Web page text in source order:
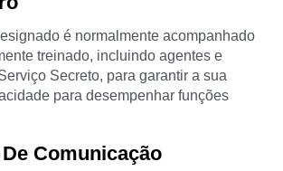
é normalmente acompanhado
treinado, incluindo agentes e
Secreto, para garantir a sua
para desempenhar funções
Comunicação